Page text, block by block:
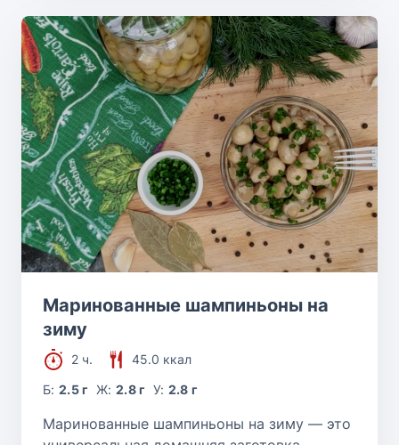
Маринованные шампиньоны на
зиму
2 ч.
45.0 ккал
Б:2.5 г Ж: 2.8 г У: 2.8 г
Маринованные шампиньоны на зиму — это